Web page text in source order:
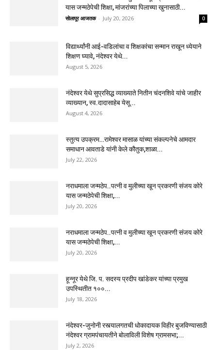
यास जन्मठेपेची शिक्षा, मांजरांच्या पिलाच्या खुनासाठी...
सोलापूर आजतक - July 20, 2026 0
विद्यार्थ्यांनी आई-वडिलांचा व शिक्षकांचा सन्मान राखून ध्येयाने
शिक्षण घ्यावे, नंदेश्वर येथे...
August 5, 2026
नंदेश्वर येथे सुप्रसिद्ध व्याख्याते नितीन चंदनशिवे यांचे जाहीर
व्याख्यान, स्व.दादासाहेब येसू...
August 4, 2026
स्तुत्य उपक्रम…रामेश्वर मासाळ यांच्या संकल्पनेचे आमदार
समाधान आवताडे यांनी केले कौतुक,शाळा...
July 22, 2026
नराधमाला जन्मठेप..पत्नी व मुलीच्या खून प्रकरणी संजय कोरे
यास जन्मठेपेची शिक्षा,...
July 20, 2026
नराधमाला जन्मठेप..पत्नी व मुलीच्या खून प्रकरणी संजय कोरे
यास जन्मठेपेची शिक्षा,...
July 20, 2026
हून्नूर येथे जि. प. सदस्य प्रदीप खांडेकर यांच्या प्रमुख
उपस्थितीत १००...
July 18, 2026
नंदेश्वर-जुनोनी रस्त्यालगतची धोकादायक विहीर बुजविण्यासाठी
नंदेश्वर ग्रामपंचायतीने बोलाविली विशेष ग्रामसभा;...
July 2, 2026